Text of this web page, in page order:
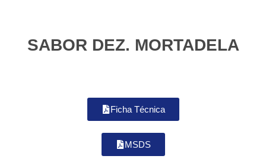
SABOR DEZ. MORTADELA
Ficha Técnica
MSDS